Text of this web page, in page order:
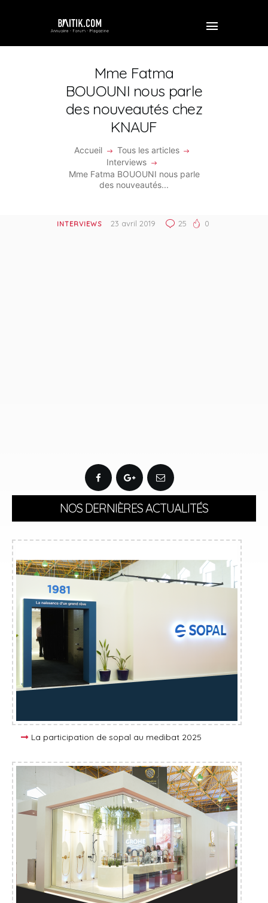
Mme Fatma
BOUOUNI nous parle
des nouveautés chez
KNAUF
Accueil
Tous les articles
Interviews
Mme Fatma BOUOUNI nous parle
des nouveautés...
ACCUEIL
PROFESSIONNEL
INTERVIEWS 23 avril 2019 25 0
NOS DERNIÈRES ACTUALITÉS
La participation de sopal au medibat 2025